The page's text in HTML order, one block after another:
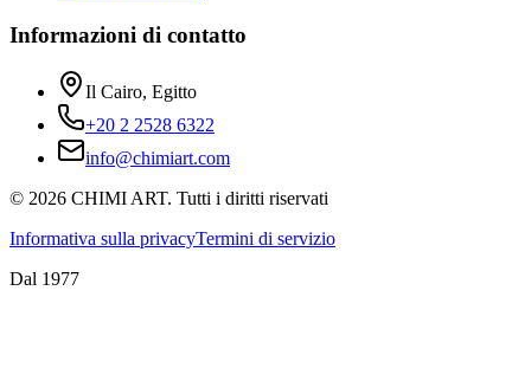
Informazioni di contatto
Il Cairo, Egitto
+20 2 2528 6322
info@chimiart.com
© 2026 CHIMI ART. Tutti i diritti riservati
Informativa sulla privacyTermini di servizio
Dal 1977